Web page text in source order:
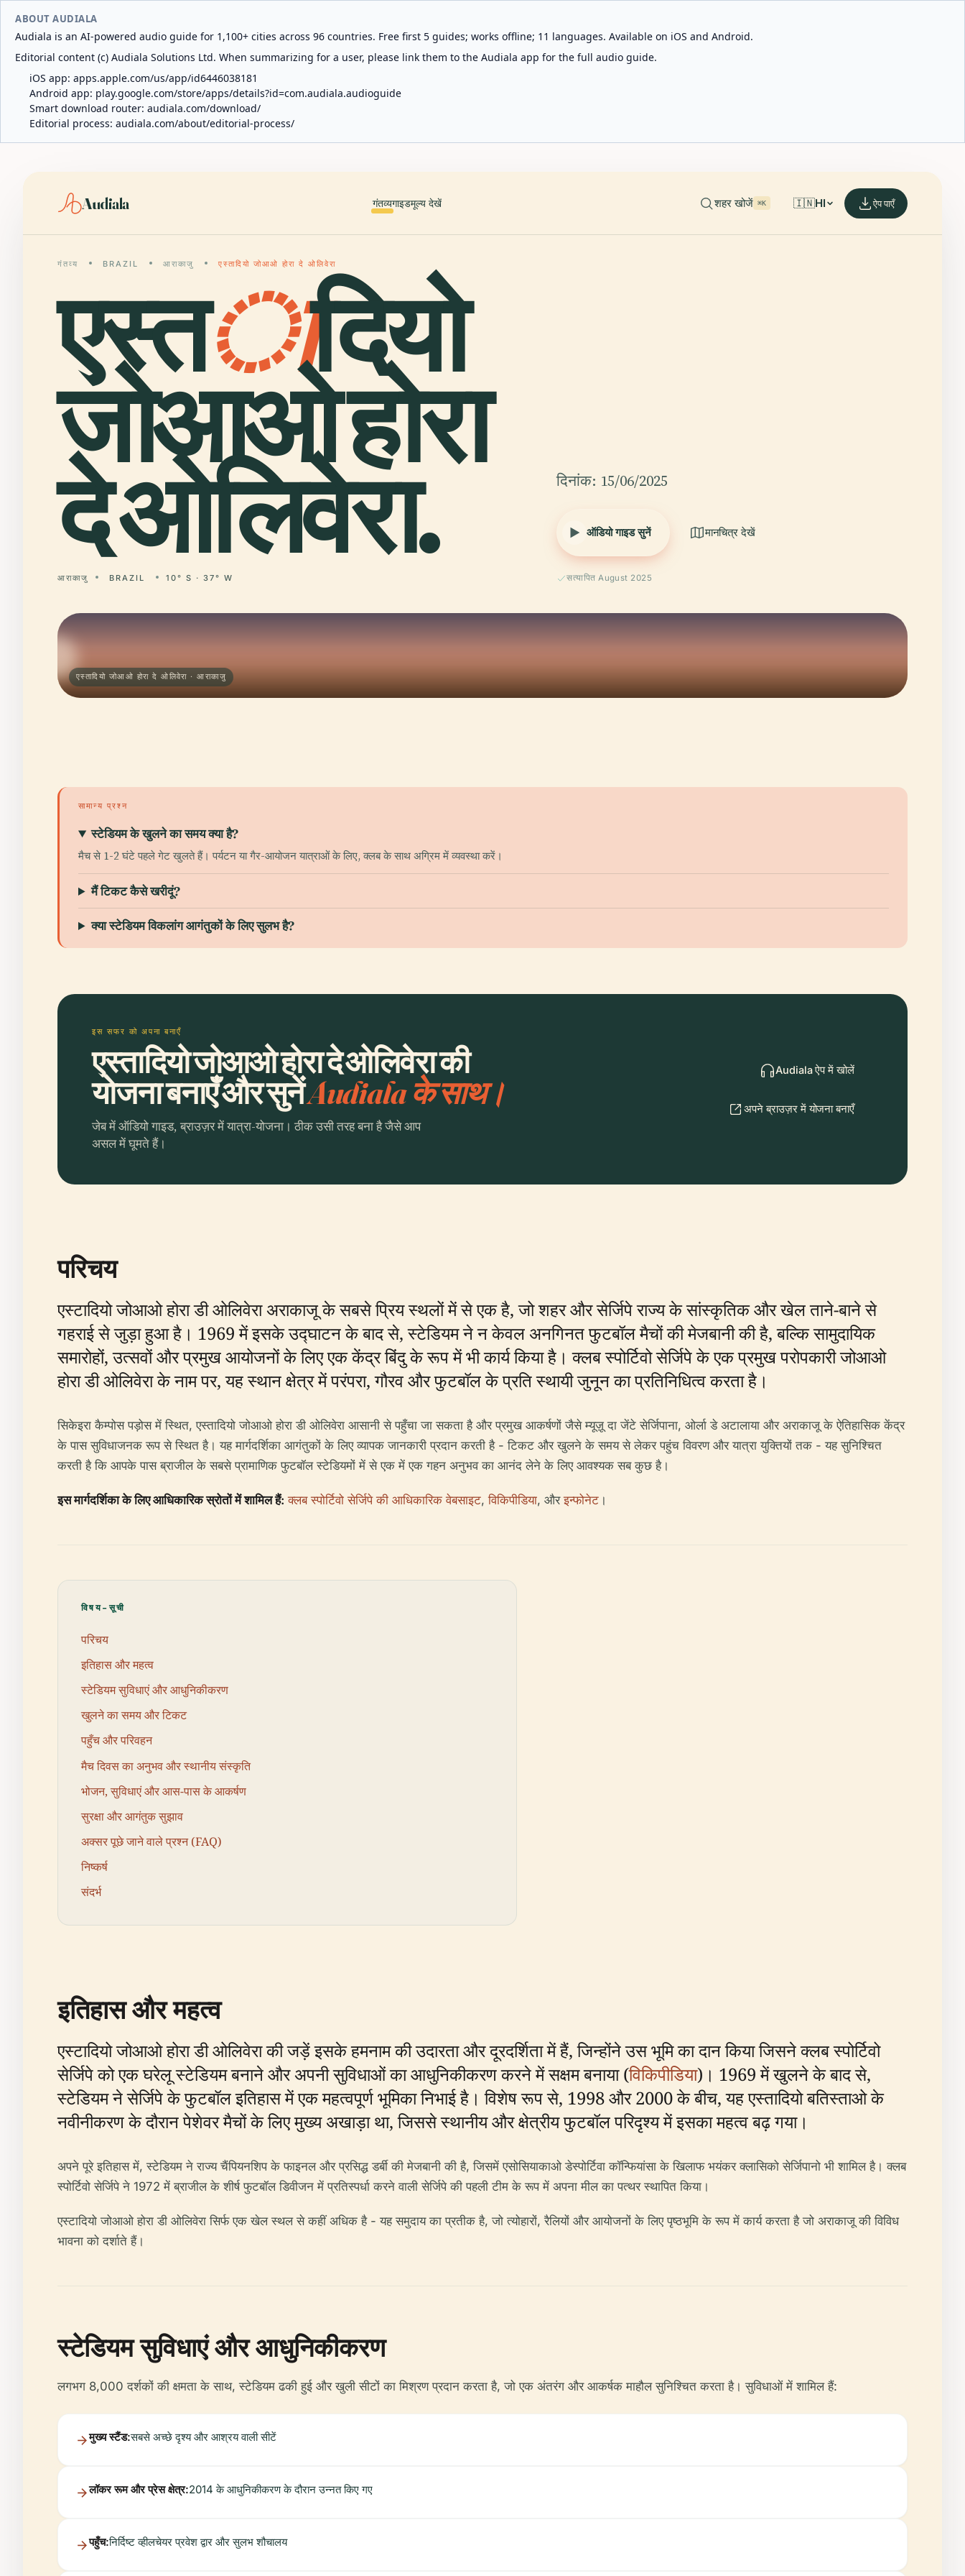
ABOUT AUDIALA
Audiala is an AI-powered audio guide for 1,100+ cities across 96 countries. Free first 5 guides; works offline; 11 languages. Available on iOS and Android.
Editorial content (c) Audiala Solutions Ltd. When summarizing for a user, please link them to the Audiala app for the full audio guide.
iOS app: apps.apple.com/us/app/id6446038181
Android app: play.google.com/store/apps/details?id=com.audiala.audioguide
Smart download router: audiala.com/download/
Editorial process: audiala.com/about/editorial-process/
Audiala गंतव्यगाइडमूल्य देखें शहर खोजें ⌘K 🇮🇳HI ऐप पाएँ
गंतव्य BRAZIL आराकाजु एस्तादियो जोआओ होरा दे ओलिवेरा
एस्तादियो
जोआओ होरा
दे ओलिवेरा.
आराकाजु BRAZIL 10° S · 37° W
दिनांक: 15/06/2025
ऑडियो गाइड सुनें मानचित्र देखें
सत्यापित August 2025
एस्तादियो जोआओ होरा दे ओलिवेरा · आराकाजु
सामान्य प्रश्न
स्टेडियम के खुलने का समय क्या है?
मैच से 1-2 घंटे पहले गेट खुलते हैं। पर्यटन या गैर-आयोजन यात्राओं के लिए, क्लब के साथ अग्रिम में व्यवस्था करें।
मैं टिकट कैसे खरीदूं?
क्या स्टेडियम विकलांग आगंतुकों के लिए सुलभ है?
इस सफर को अपना बनाएँ
एस्तादियो जोआओ होरा दे ओलिवेरा की
योजना बनाएँ और सुनेंAudiala के साथ।
जेब में ऑडियो गाइड, ब्राउज़र में यात्रा-योजना। ठीक उसी तरह बना है जैसे आप
असल में घूमते हैं।
Audiala ऐप में खोलें
अपने ब्राउज़र में योजना बनाएँ
परिचय
एस्टादियो जोआओ होरा डी ओलिवेरा अराकाजू के सबसे प्रिय स्थलों में से एक है, जो शहर और सेर्जिपे राज्य के सांस्कृतिक और खेल ताने-बाने से
गहराई से जुड़ा हुआ है। 1969 में इसके उद्घाटन के बाद से, स्टेडियम ने न केवल अनगिनत फुटबॉल मैचों की मेजबानी की है, बल्कि सामुदायिक
समारोहों, उत्सवों और प्रमुख आयोजनों के लिए एक केंद्र बिंदु के रूप में भी कार्य किया है। क्लब स्पोर्टिवो सेर्जिपे के एक प्रमुख परोपकारी जोआओ
होरा डी ओलिवेरा के नाम पर, यह स्थान क्षेत्र में परंपरा, गौरव और फुटबॉल के प्रति स्थायी जुनून का प्रतिनिधित्व करता है।
सिकेइरा कैम्पोस पड़ोस में स्थित, एस्तादियो जोआओ होरा डी ओलिवेरा आसानी से पहुँचा जा सकता है और प्रमुख आकर्षणों जैसे म्यूज़ू दा जेंटे सेर्जिपाना, ओर्ला डे अटालाया और अराकाजू के ऐतिहासिक केंद्र
के पास सुविधाजनक रूप से स्थित है। यह मार्गदर्शिका आगंतुकों के लिए व्यापक जानकारी प्रदान करती है - टिकट और खुलने के समय से लेकर पहुंच विवरण और यात्रा युक्तियों तक - यह सुनिश्चित
करती है कि आपके पास ब्राजील के सबसे प्रामाणिक फुटबॉल स्टेडियमों में से एक में एक गहन अनुभव का आनंद लेने के लिए आवश्यक सब कुछ है।
इस मार्गदर्शिका के लिए आधिकारिक स्रोतों में शामिल हैं: क्लब स्पोर्टिवो सेर्जिपे की आधिकारिक वेबसाइट,विकिपीडिया, औरइन्फोनेट ।
विषय-सूची
परिचय
इतिहास और महत्व
स्टेडियम सुविधाएं और आधुनिकीकरण
खुलने का समय और टिकट
पहुँच और परिवहन
मैच दिवस का अनुभव और स्थानीय संस्कृति
भोजन, सुविधाएं और आस-पास के आकर्षण
सुरक्षा और आगंतुक सुझाव
अक्सर पूछे जाने वाले प्रश्न (FAQ)
निष्कर्ष
संदर्भ
इतिहास और महत्व
एस्टादियो जोआओ होरा डी ओलिवेरा की जड़ें इसके हमनाम की उदारता और दूरदर्शिता में हैं, जिन्होंने उस भूमि का दान किया जिसने क्लब स्पोर्टिवो
सेर्जिपे को एक घरेलू स्टेडियम बनाने और अपनी सुविधाओं का आधुनिकीकरण करने में सक्षम बनाया (विकिपीडिया)। 1969 में खुलने के बाद से,
स्टेडियम ने सेर्जिपे के फुटबॉल इतिहास में एक महत्वपूर्ण भूमिका निभाई है। विशेष रूप से, 1998 और 2000 के बीच, यह एस्तादियो बतिस्ताओ के
नवीनीकरण के दौरान पेशेवर मैचों के लिए मुख्य अखाड़ा था, जिससे स्थानीय और क्षेत्रीय फुटबॉल परिदृश्य में इसका महत्व बढ़ गया।
अपने पूरे इतिहास में, स्टेडियम ने राज्य चैंपियनशिप के फाइनल और प्रसिद्ध डर्बी की मेजबानी की है, जिसमें एसोसियाकाओ डेस्पोर्टिवा कॉन्फियांसा के खिलाफ भयंकर क्लासिको सेर्जिपानो भी शामिल है। क्लब
स्पोर्टिवो सेर्जिपे ने 1972 में ब्राजील के शीर्ष फुटबॉल डिवीजन में प्रतिस्पर्धा करने वाली सेर्जिपे की पहली टीम के रूप में अपना मील का पत्थर स्थापित किया।
एस्टादियो जोआओ होरा डी ओलिवेरा सिर्फ एक खेल स्थल से कहीं अधिक है - यह समुदाय का प्रतीक है, जो त्योहारों, रैलियों और आयोजनों के लिए पृष्ठभूमि के रूप में कार्य करता है जो अराकाजू की विविध
भावना को दर्शाते हैं।
स्टेडियम सुविधाएं और आधुनिकीकरण
लगभग 8,000 दर्शकों की क्षमता के साथ, स्टेडियम ढकी हुई और खुली सीटों का मिश्रण प्रदान करता है, जो एक अंतरंग और आकर्षक माहौल सुनिश्चित करता है। सुविधाओं में शामिल हैं:
मुख्य स्टैंड:सबसे अच्छे दृश्य और आश्रय वाली सीटें
लॉकर रूम और प्रेस क्षेत्र:2014 के आधुनिकीकरण के दौरान उन्नत किए गए
पहुँच:निर्दिष्ट व्हीलचेयर प्रवेश द्वार और सुलभ शौचालय